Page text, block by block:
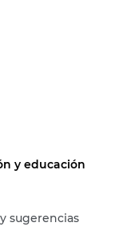
y educación
sugerencias